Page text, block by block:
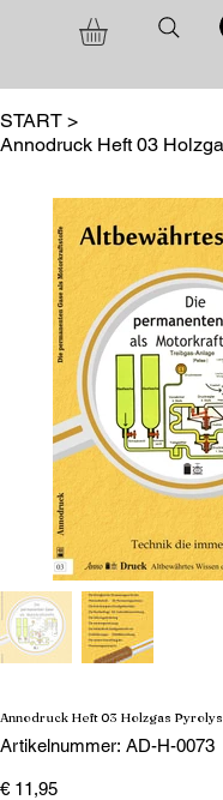
START >
Annodruck Heft 03 Holzgas
Artikelnummer:
Artikelnummer:
AD-
AD-H-0073
Preis
€ 11,95